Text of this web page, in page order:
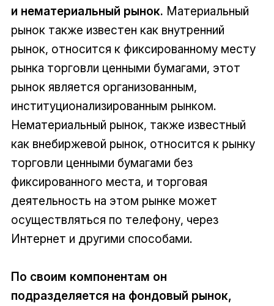
и нематериальный рынок. Материальный
рынок также известен как внутренний
рынок, относится к фиксированному месту
рынка торговли ценными бумагами, этот
рынок является организованным,
институционализированным рынком.
Нематериальный рынок, также известный
как внебиржевой рынок, относится к рынку
торговли ценными бумагами без
фиксированного места, и торговая
деятельность на этом рынке может
осуществляться по телефону, через
Интернет и другими способами.
По своим компонентам он
подразделяется на фондовый рынок,